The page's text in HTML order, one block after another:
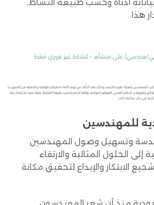
أدناه وحسب طبيعة النشاط,
هذا
للمهندسين
وتسهيل وصول المهندسين
الحلول المثالية والارتقاء
الابتكار والإبداع لتحقيق مكانة